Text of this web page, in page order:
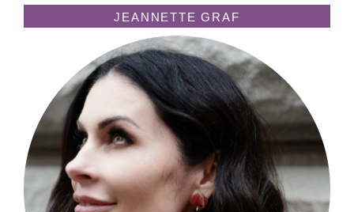
JEANNETTE GRAF